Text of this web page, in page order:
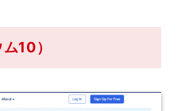
10）